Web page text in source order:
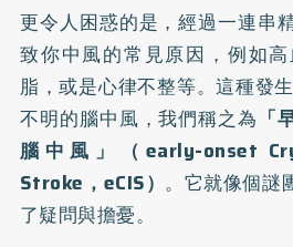
更令人困惑的是，經過一連串
致你中風的常見原因，例如
脂，或是心律不整等。這種發
不明的腦中風，我們稱之為 「
腦中風」（early-onset
Stroke，eCIS） 。它就像個謎
了疑問與擔憂。